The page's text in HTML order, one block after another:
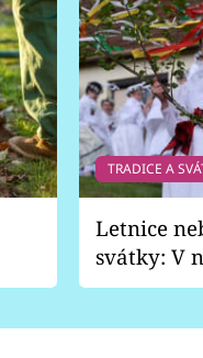
TRADICE A
Letnice
svátky: V
pondělí